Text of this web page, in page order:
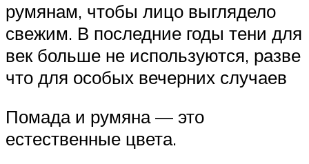
румянам, чтобы лицо выглядело
свежим. В последние годы тени для
век больше не используются, разве
что для особых вечерних случаев
Помада и румяна — это
естественные цвета.